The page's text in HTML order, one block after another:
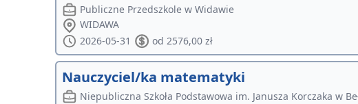
Publiczne Przedszkole w Widawie
WIDAWA
2026-05-31
od 2576,00 zł
Nauczyciel/ka matematyki
Niepubliczna Szkoła Podstawowa im. Janusza Korczaka w